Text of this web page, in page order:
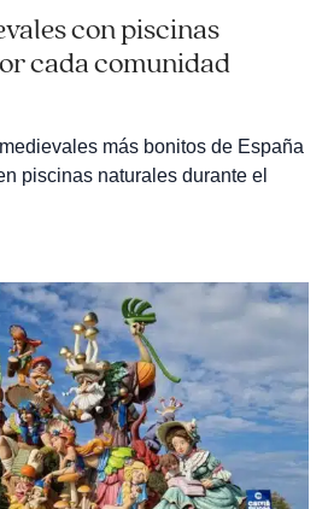
con piscinas
cada comunidad
más bonitos de España
piscinas naturales durante el